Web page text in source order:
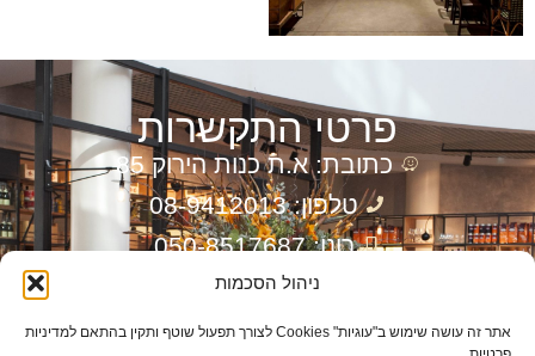
ניהול הסכמות
אתר זה עושה שימוש ב"עוגיות" Cookies לצורך תפעול שוטף ותקין בהתאם למדיניות
פרטי התקשרות
כתובת: א.ת כנות הירוק 85
טלפון: 08-9412013
רונן: 050-8517687
דוד: 050-7673301
דוא”ל: info@ronenln.co.il